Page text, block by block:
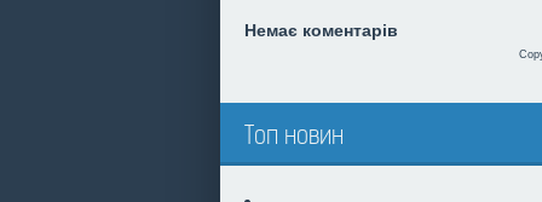
Немає коментарів
Топ новин